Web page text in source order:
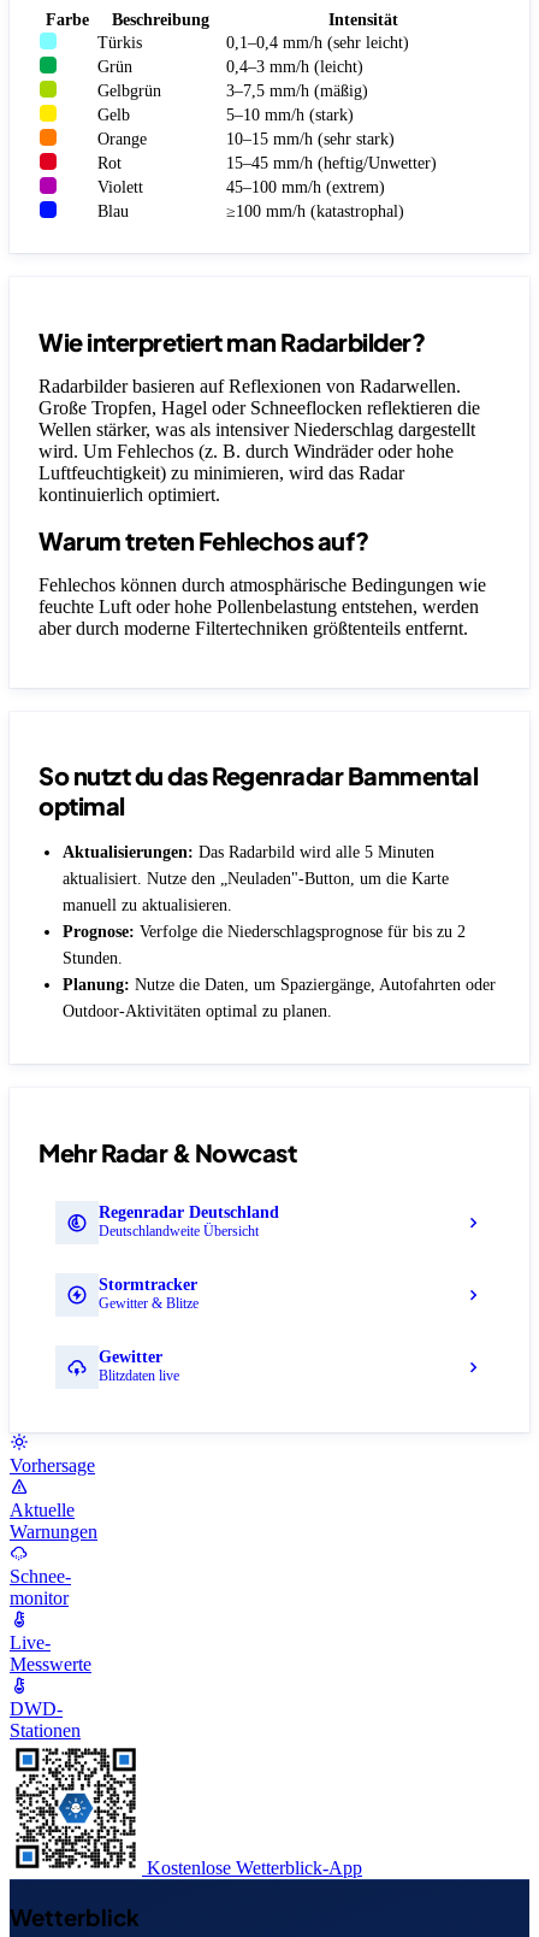
Farbe Beschreibung
Intensität
Türkis
0,1–0,4 mm/h (sehr leicht)
Grün
0,4–3 mm/h (leicht)
Gelbgrün
3–7,5 mm/h (mäßig)
Gelb
5–10 mm/h (stark)
Orange
10–15 mm/h (sehr stark)
Rot
15–45 mm/h (heftig/Unwetter)
Violett
45–100 mm/h (extrem)
Blau
≥100 mm/h (katastrophal)
Wie interpretiert man Radarbilder?
Radarbilder basieren auf Reflexionen von Radarwellen.
Große Tropfen, Hagel oder Schneeflocken reflektieren die
Wellen stärker, was als intensiver Niederschlag dargestellt
wird. Um Fehlechos (z. B. durch Windräder oder hohe
Luftfeuchtigkeit) zu minimieren, wird das Radar
kontinuierlich optimiert.
Warum treten Fehlechos auf?
Fehlechos können durch atmosphärische Bedingungen wie
feuchte Luft oder hohe Pollenbelastung entstehen, werden
aber durch moderne Filtertechniken größtenteils entfernt.
So nutzt du das Regenradar Bammental
optimal
Aktualisierungen: Das Radarbild wird alle 5 Minuten
aktualisiert. Nutze den „Neuladen"-Button, um die Karte
manuell zu aktualisieren.
Prognose: Verfolge die Niederschlagsprognose für bis zu 2
Stunden.
Planung: Nutze die Daten, um Spaziergänge, Autofahrten oder
Outdoor-Aktivitäten optimal zu planen.
Mehr Radar & Nowcast
Regenradar Deutschland
Deutschlandweite Übersicht
Stormtracker
Gewitter & Blitze
Gewitter
Blitzdaten live
Vorhersage
Aktuelle
Warnungen
Schnee-
monitor
Live-
Messwerte
DWD-
Stationen
Kostenlose Wetterblick-App
Wetterblick